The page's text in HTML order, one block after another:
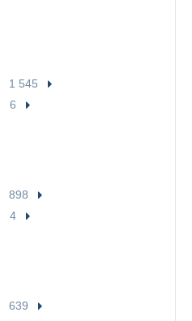
1 545
6
898
4
639